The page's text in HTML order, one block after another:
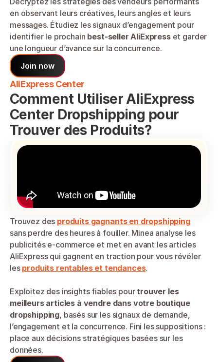
en observant leurs créatives, leurs angles et leurs
messages. Étudiez les signaux d’engagement pour
identifier le prochain best-seller AliExpress et garder
une longueur d’avance sur la concurrence.
Join now
AliExpress Center
Comment Utiliser AliExpress
Center Dropshipping pour
Trouver des Produits?
Trouvez des produits gagnants en dropshipping
sans perdre des heures à fouiller. Minea analyse les
publicités e-commerce et met en avant les articles
AliExpress qui gagnent en traction pour vous révéler
les produits rentables et tendances.
Exploitez des insights fiables pour trouver les
meilleurs articles à vendre dans votre boutique
dropshipping, basés sur les signaux de demande,
l’engagement et la concurrence. Fini les suppositions :
place aux décisions stratégiques basées sur les
données.